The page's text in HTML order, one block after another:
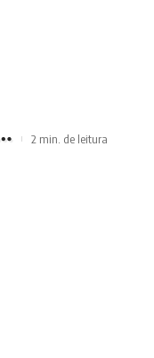
2 min. de leitura